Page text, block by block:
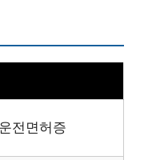
전면허증